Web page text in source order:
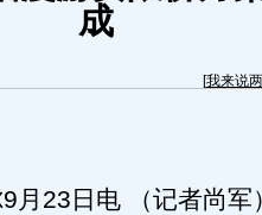
成
[我来说
23日电 （记者尚军